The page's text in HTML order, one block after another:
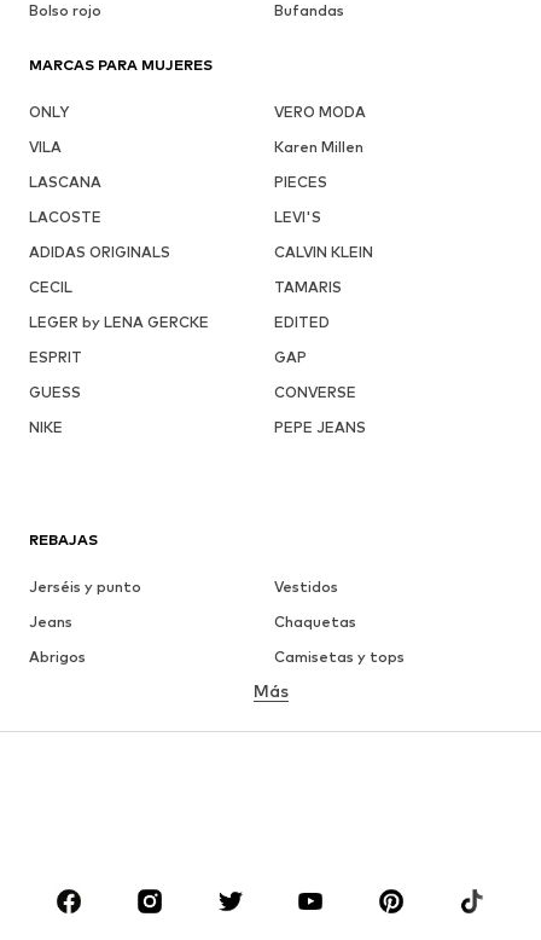
Bolso rojo
Bufandas
MARCAS PARA MUJERES
ONLY
VERO MODA
VILA
Karen Millen
LASCANA
PIECES
LACOSTE
LEVI'S
ADIDAS ORIGINALS
CALVIN KLEIN
CECIL
TAMARIS
LEGER by LENA GERCKE
EDITED
ESPRIT
GAP
GUESS
CONVERSE
NIKE
PEPE JEANS
REBAJAS
Jerséis y punto
Vestidos
Jeans
Chaquetas
Abrigos
Camisetas y tops
Ropa interior
Faldas
Blusas y camisas
Zapatos
Deporte
Más